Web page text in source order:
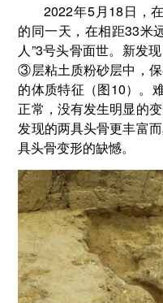
2022年5月18日，
的同一天，在相距33米
人”3号头骨面世。新发
③层粘土质粉砂层中，
的体质特征（图10）。
正常，没有发生明显的
发现的两具头骨更丰富
具头骨变形的缺憾。